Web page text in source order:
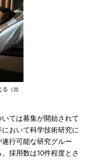
る（出
ては募集が開始されて
おいて科学技術研究に
行可能な研究グルー
採用数は10件程度とさ